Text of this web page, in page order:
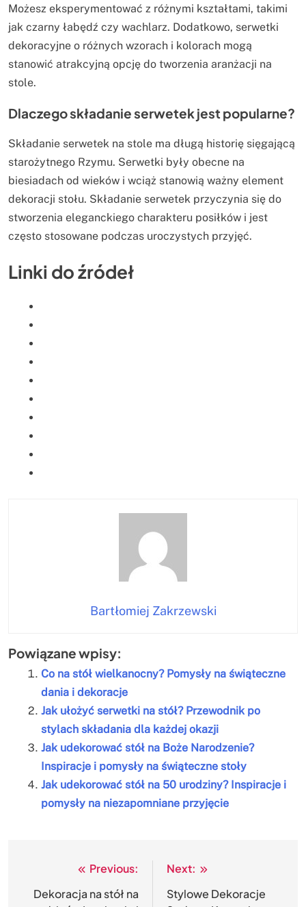
Możesz eksperymentować z różnymi kształtami, takimi
jak czarny łabędź czy wachlarz. Dodatkowo, serwetki
dekoracyjne o różnych wzorach i kolorach mogą
stanowić atrakcyjną opcję do tworzenia aranżacji na
stole.
Dlaczego składanie serwetek jest popularne?
Składanie serwetek na stole ma długą historię sięgającą
starożytnego Rzymu. Serwetki były obecne na
biesiadach od wieków i wciąż stanowią ważny element
dekoracji stołu. Składanie serwetek przyczynia się do
stworzenia eleganckiego charakteru posiłków i jest
często stosowane podczas uroczystych przyjęć.
Linki do źródeł
Bartłomiej Zakrzewski
Powiązane wpisy:
Co na stół wielkanocny? Pomysły na świąteczne
dania i dekoracje
Jak ułożyć serwetki na stół? Przewodnik po
stylach składania dla każdej okazji
Jak udekorować stół na Boże Narodzenie?
Inspiracje i pomysły na świąteczne stoły
Jak udekorować stół na 50 urodziny? Inspiracje i
pomysły na niezapomniane przyjęcie
Nawigacja
wpisu
Previous:
Dekoracja na stół na
Next:
Stylowe Dekoracje